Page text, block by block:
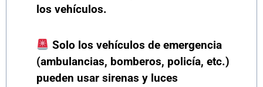
los vehículos.
Solo los vehículos de emergencia
(ambulancias, bomberos, policía, etc.)
pueden usar sirenas y luces